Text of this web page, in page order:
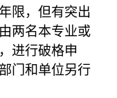
限，但有突出
两名本专业或
进行破格申
门和单位另行